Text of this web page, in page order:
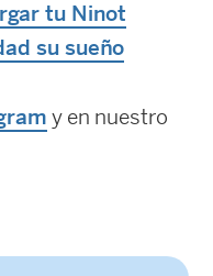
tu Ninot
su sueño
y en nuestro